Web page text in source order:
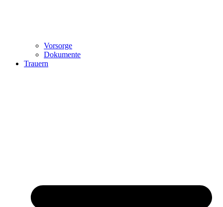
Vorsorge
Dokumente
Trauern